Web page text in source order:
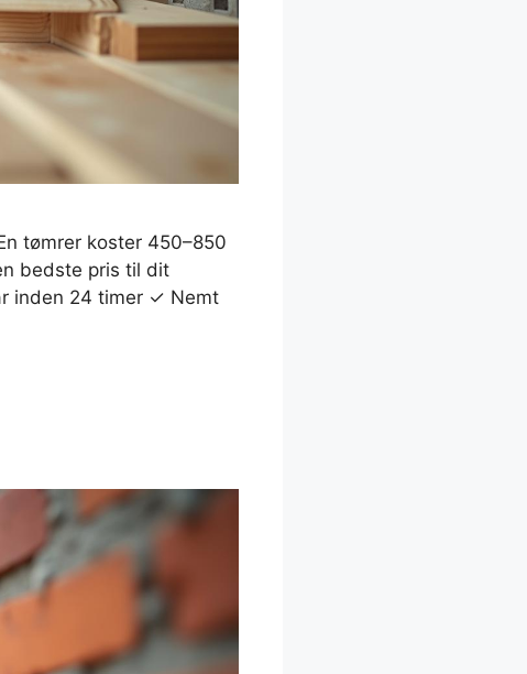
tømrer koster 450–850
bedste pris til dit
inden 24 timer ✓ Nemt